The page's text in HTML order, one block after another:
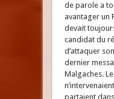
de parole a
avantager un
devait
candidat du
d’attaquer
dernier
Malgaches.
partaient